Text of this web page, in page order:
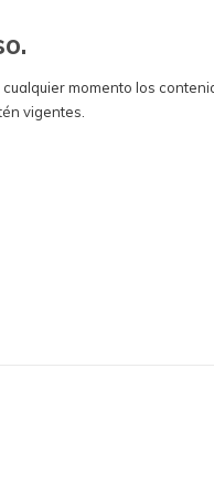
momento los
vigentes.